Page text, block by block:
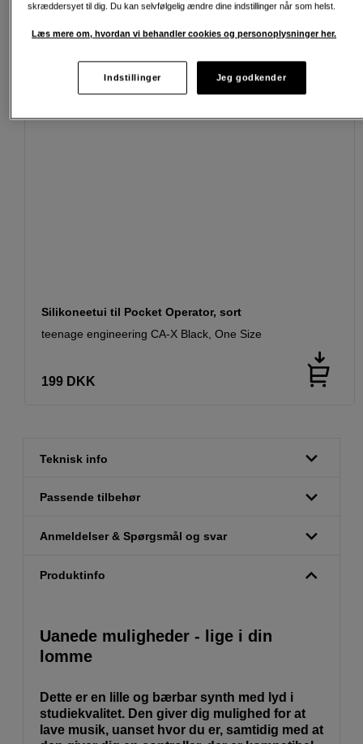
Passende tilbehør Se flere tilbehør
Silikoneetui til Pocket Operator, sort
teenage engineering CA-X Black, One Size
199 DKK
Teknisk info
Passende tilbehør
Anmeldelser & Spørgsmål og svar
Produktinfo
Uanede muligheder - lige i din
lomme
Dette er en lille og bærbar synth med lyd i
studiekvalitet. Den giver dig mulighed for at
lave musik, uanset hvor du er, samtidig med at
skræddersyet til dig. Du kan selvfølgelig ændre dine indstillinger når som helst.
Læs mere om, hvordan vi behandler cookies og personoplysninger her.
Indstillinger Jeg godkender